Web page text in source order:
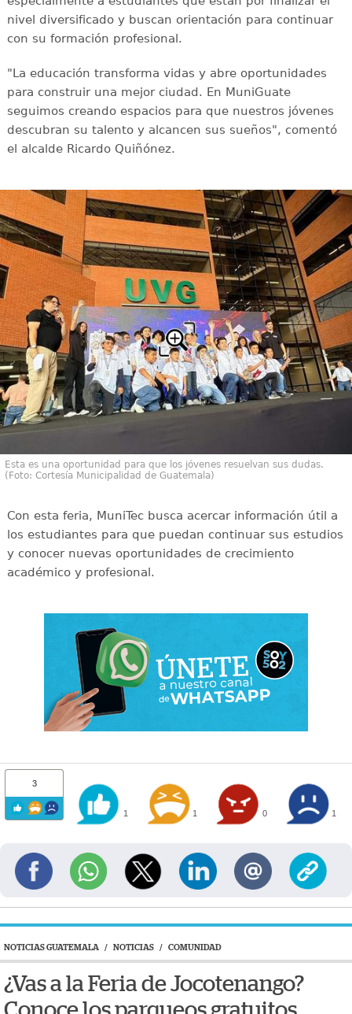
nivel diversificado y buscan orientación para continuar
con su formación profesional.
"La educación transforma vidas y abre oportunidades
para construir una mejor ciudad. En MuniGuate
seguimos creando espacios para que nuestros jóvenes
descubran su talento y alcancen sus sueños", comentó
el alcalde Ricardo Quiñónez.
Esta es una oportunidad para que los jóvenes resuelvan sus dudas.
(Foto: Cortesía Municipalidad de Guatemala)
Con esta feria, MuniTec busca acercar información útil a
los estudiantes para que puedan continuar sus estudios
y conocer nuevas oportunidades de crecimiento
académico y profesional.
3
1 1 0 1
NOTICIAS GUATEMALA / NOTICIAS / COMUNIDAD
¿Vas a la Feria de Jocotenango?